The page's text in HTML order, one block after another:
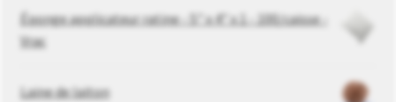
Éponge applicateur ratine - 5" x 4" x 1 - 100/caisse -
Vrac
Laine de laiton